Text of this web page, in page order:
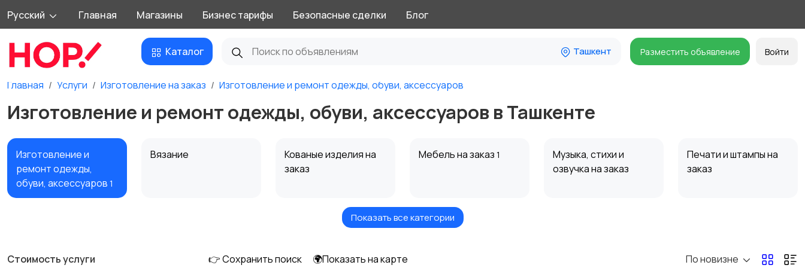
Русский Главная Магазины Бизнес тарифы Безопасные сделки Блог
Каталог Ташкент Разместить объявление Войти
Главная Услуги Изготовление на заказ Изготовление и ремонт одежды, обуви, аксессуаров
Изготовление и ремонт одежды, обуви, аксессуаров в Ташкенте
Изготовление и
ремонт одежды,
обуви, аксессуаров 1
Вязание
Кованые изделия на
заказ
Мебель на заказ 1
Музыка, стихи и
озвучка на заказ
Печати и штампы на
заказ
Ювелирные услуги Еда на заказ
Показать все категории
Стоимость услуги 👉 Сохранить поиск 🌍Показать на карте По новизне